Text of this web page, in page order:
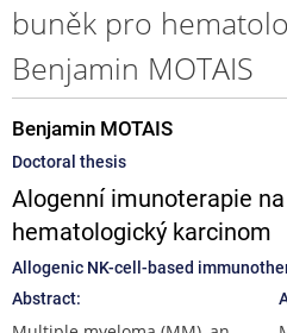
buněk pro
Benjamin MOTAIS
Benjamin MOTAIS
Doctoral thesis
Alogenní imunoterapie
hematologický karcinom
Allogenic NK-cell-based
Abstract: